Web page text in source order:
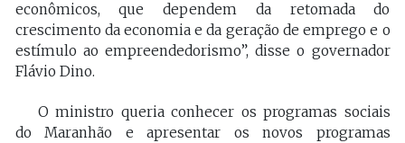
econômicos, que dependem da retomada do
crescimento da economia e da geração de emprego e o
estímulo ao empreendedorismo”, disse o governador
Flávio Dino.
O ministro queria conhecer os programas sociais
do Maranhão e apresentar os novos programas